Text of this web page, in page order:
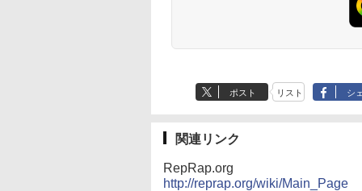
ポスト リスト シ
関連リンク
RepRap.org
http://reprap.org/wiki/Main_Page